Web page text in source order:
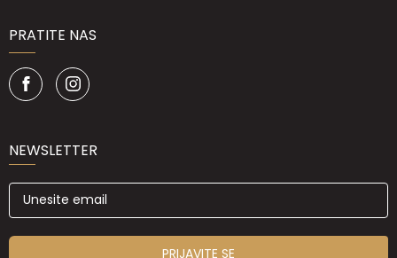
PRATITE NAS
NEWSLETTER
PRIJAVITE SE